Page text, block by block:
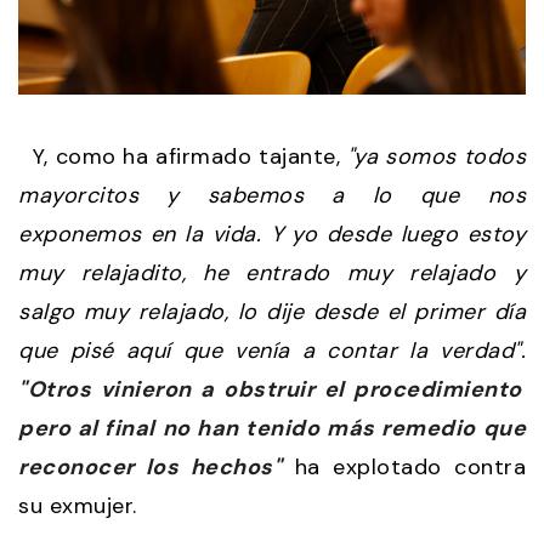
Y, como ha afirmado tajante, "ya somos todos
mayorcitos y sabemos a lo que nos
exponemos en la vida. Y yo desde luego estoy
muy relajadito, he entrado muy relajado y
salgo muy relajado, lo dije desde el primer día
que pisé aquí que venía a contar la verdad".
"Otros vinieron a obstruir el procedimiento
pero al final no han tenido más remedio que
reconocer los hechos"ha explotado contra
su exmujer.